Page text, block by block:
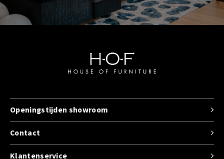
Contact
Openingstijden showroom
Klantenservice